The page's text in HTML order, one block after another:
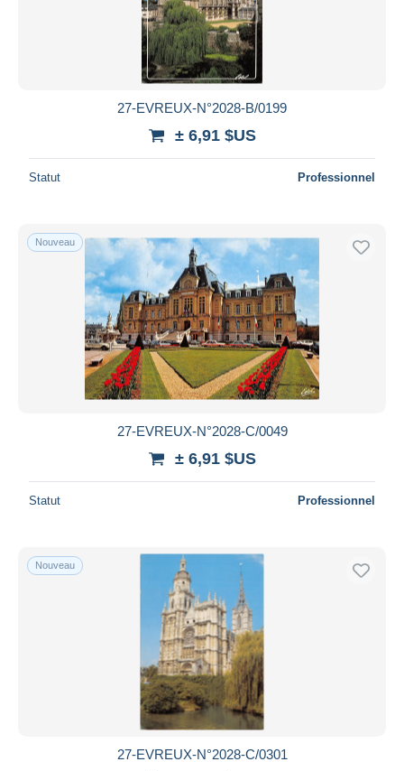
27-EVREUX-N°2028-B/0199
± 6,91 $US
Statut Professionnel
Nouveau
27-EVREUX-N°2028-C/0049
± 6,91 $US
Statut Professionnel
Nouveau
27-EVREUX-N°2028-C/0301